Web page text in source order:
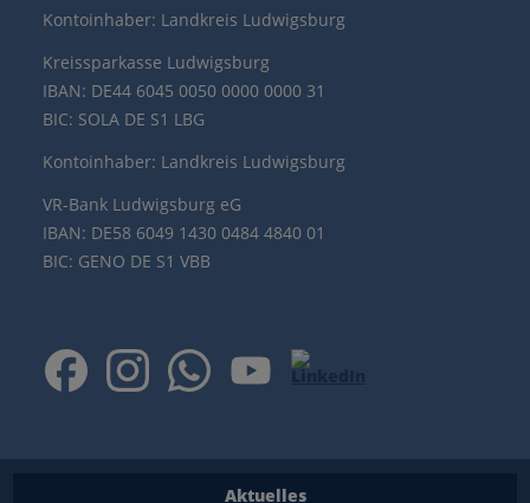
Kontoinhaber: Landkreis Ludwigsburg
Kreissparkasse Ludwigsburg
IBAN: DE44 6045 0050 0000 0000 31
BIC: SOLA DE S1 LBG
Kontoinhaber: Landkreis Ludwigsburg
VR-Bank Ludwigsburg eG
IBAN: DE58 6049 1430 0484 4840 01
BIC: GENO DE S1 VBB
Aktuelles